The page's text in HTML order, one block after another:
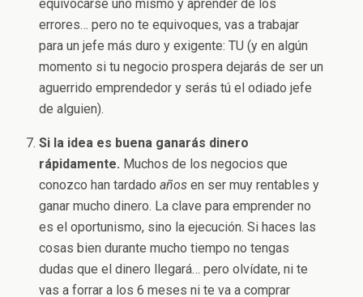
equivocarse uno mismo y aprender de los
errores… pero no te equivoques, vas a trabajar
para un jefe más duro y exigente: TU (y en algún
momento si tu negocio prospera dejarás de ser un
aguerrido emprendedor y serás tú el odiado jefe
de alguien).
Si la idea es buena ganarás dinero
rápidamente. Muchos de los negocios que
conozco han tardadoaños en ser muy rentables y
ganar mucho dinero. La clave para emprender no
es el oportunismo, sino la ejecución. Si haces las
cosas bien durante mucho tiempo no tengas
dudas que el dinero llegará… pero olvídate, ni te
vas a forrar a los 6 meses ni te va a comprar